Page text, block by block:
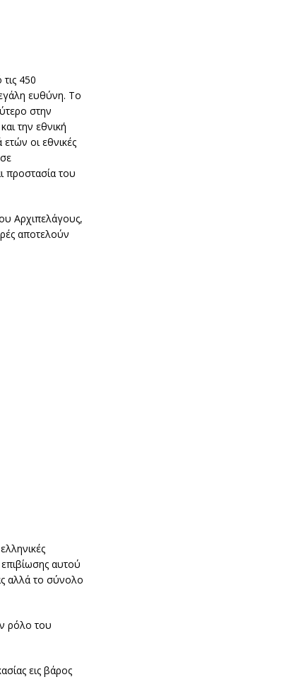
450
ευθύνη. Το
στην
την εθνική
οι εθνικές
προστασία του
Αρχιπελάγους,
αποτελούν
αυτού
αλλά το σύνολο
ρόλο του
εις βάρος